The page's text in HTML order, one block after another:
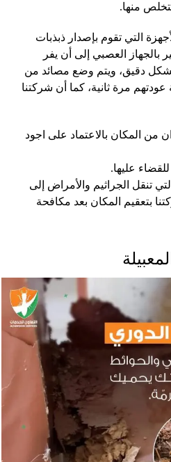
منها.
التي تقوم بإصدار ذبذبات
بالجهاز العصبي إلى أن يفر
دقيق، ويتم وضع مصائد من
مرة ثانية، كما أن شركتنا
من المكان بالاعتماد على اجود
عليها.
تنقل الجراثيم والأمراض إلى
بتعقيم المكان بعد مكافحة